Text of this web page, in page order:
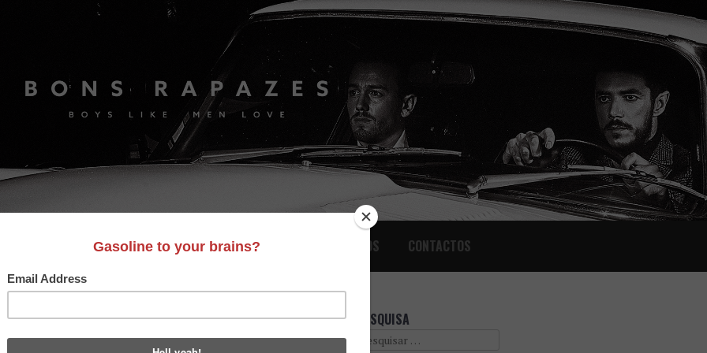
LIFESTYLE VIDEO MOTORES BONS AMIGOS CONTACTOS
PESQUISA
Search